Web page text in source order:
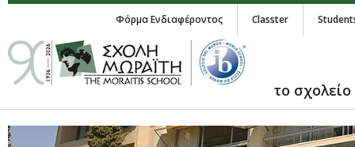
Φόρμα Ενδιαφέροντος Classter
το σχολείο